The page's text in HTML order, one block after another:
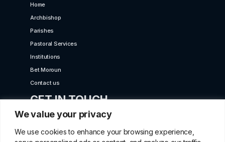
We value your privacy
We use cookies to enhance your browsing experience,
Home
Archbishop
Parishes
Pastoral Services
Institutions
Bet Moroun
Contact us
GET IN TOUCH
22249, 519 Nicosia